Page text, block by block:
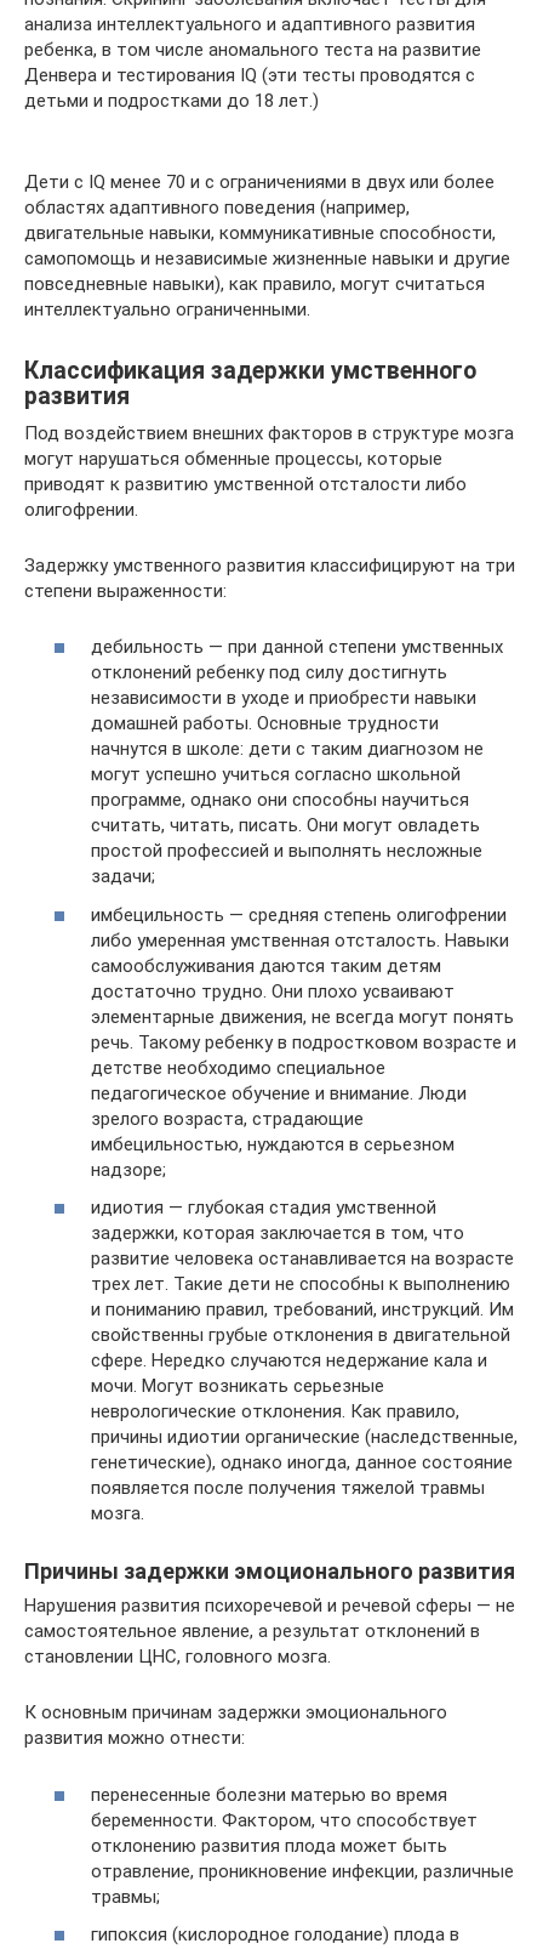
анализа интеллектуального и адаптивного развития
ребенка, в том числе аномального теста на развитие
Денвера и тестирования IQ (эти тесты проводятся с
детьми и подростками до 18 лет.)
Дети с IQ менее 70 и с ограничениями в двух или более
областях адаптивного поведения (например,
двигательные навыки, коммуникативные способности,
самопомощь и независимые жизненные навыки и другие
повседневные навыки), как правило, могут считаться
интеллектуально ограниченными.
Классификация задержки умственного
развития
Под воздействием внешних факторов в структуре мозга
могут нарушаться обменные процессы, которые
приводят к развитию умственной отсталости либо
олигофрении.
Задержку умственного развития классифицируют на три
степени выраженности:
дебильность — при данной степени умственных
отклонений ребенку под силу достигнуть
независимости в уходе и приобрести навыки
домашней работы. Основные трудности
начнутся в школе: дети с таким диагнозом не
могут успешно учиться согласно школьной
программе, однако они способны научиться
считать, читать, писать. Они могут овладеть
простой профессией и выполнять несложные
задачи;
имбецильность — средняя степень олигофрении
либо умеренная умственная отсталость. Навыки
самообслуживания даются таким детям
достаточно трудно. Они плохо усваивают
элементарные движения, не всегда могут понять
речь. Такому ребенку в подростковом возрасте и
детстве необходимо специальное
педагогическое обучение и внимание. Люди
зрелого возраста, страдающие
имбецильностью, нуждаются в серьезном
надзоре;
идиотия — глубокая стадия умственной
задержки, которая заключается в том, что
развитие человека останавливается на возрасте
трех лет. Такие дети не способны к выполнению
и пониманию правил, требований, инструкций. Им
свойственны грубые отклонения в двигательной
сфере. Нередко случаются недержание кала и
мочи. Могут возникать серьезные
неврологические отклонения. Как правило,
причины идиотии органические (наследственные,
генетические), однако иногда, данное состояние
появляется после получения тяжелой травмы
мозга.
Причины задержки эмоционального развития
Нарушения развития психоречевой и речевой сферы — не
самостоятельное явление, а результат отклонений в
становлении ЦНС, головного мозга.
К основным причинам задержки эмоционального
развития можно отнести:
перенесенные болезни матерью во время
беременности. Фактором, что способствует
отклонению развития плода может быть
отравление, проникновение инфекции, различные
травмы;
гипоксия (кислородное голодание) плода в